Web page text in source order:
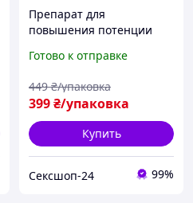
Препарат для
повышения потенции
(таблетки, 10 шт)
Готово к отправке
399₴/упаковка
449 ₴/упаковка
Купить
Сексшоп-24 99%